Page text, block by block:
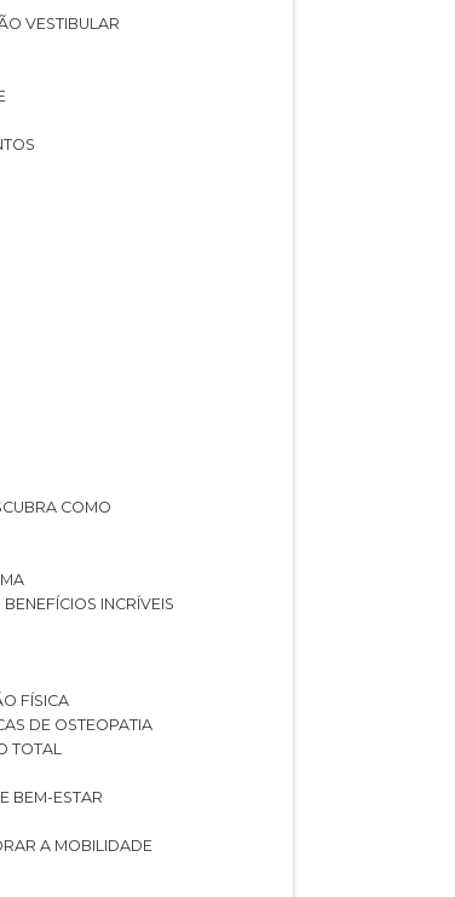
VESTIBULAR
COMO
INCRÍVEIS
FÍSICA
DE OSTEOPATIA
TOTAL
BEM-ESTAR
A MOBILIDADE